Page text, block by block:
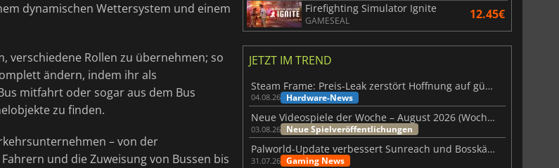
dynamischen Wettersystem und einem
verschiedene Rollen zu übernehmen; so
ändern, indem ihr als
mitfahrt oder sogar aus dem Bus
zu finden.
– von der
und die Zuweisung von Bussen bis
Firefighting Simulator Ignite
GAMESEAL 12.45€
JETZT IM TREND
Steam Frame: Preis-Leak zerstört Hoffnung auf günstiges VR-Headset
04.08.26 Hardware-News
Neue Videospiele der Woche – August 2026 (Woche 32)
03.08.26 Neue Spielveröffentlichungen
Palworld-Update verbessert Sunreach und Bosskämpfe deutlich
31.07.26 Gaming News